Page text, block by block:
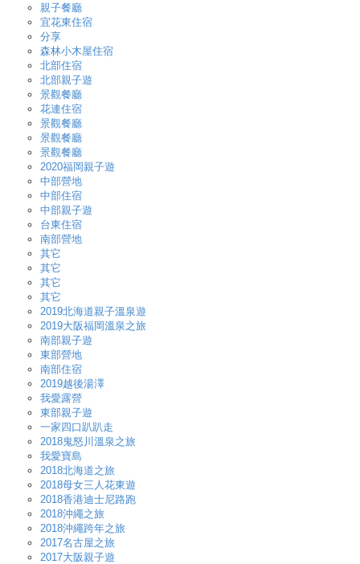
親子餐廳
宜花東住宿
分享
森林小木屋住宿
北部住宿
北部親子遊
景觀餐廳
花連住宿
景觀餐廳
景觀餐廳
景觀餐廳
2020福岡親子遊
中部營地
中部住宿
中部親子遊
台東住宿
南部營地
其它
其它
其它
其它
2019北海道親子溫泉遊
2019大阪福岡溫泉之旅
南部親子遊
東部營地
南部住宿
2019越後湯澤
我愛露營
東部親子遊
一家四口趴趴走
2018鬼怒川溫泉之旅
我愛寶島
2018北海道之旅
2018母女三人花東遊
2018香港迪士尼路跑
2018沖繩之旅
2018沖繩跨年之旅
2017名古屋之旅
2017大阪親子遊